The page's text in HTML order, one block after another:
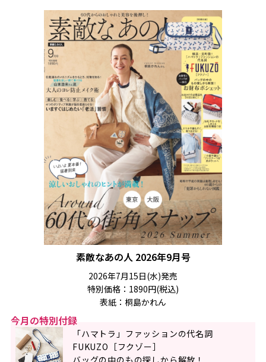
素敵なあの人 2026年9月号
2026年7月15日(水)発売
特別価格：1890円(税込)
表紙：桐島かれん
今月の特別付録
「ハマトラ」ファッションの代名詞
FUKUZO［フクゾー］
バッグの中のもの探しから解放！